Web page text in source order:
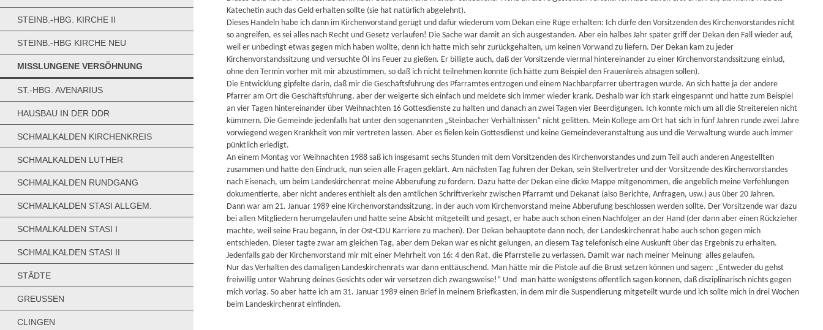
STEINB.-HBG. KIRCHE II
STEINB.-HBG KIRCHE NEU
MISSLUNGENE VERSÖHNUNG
ST.-HBG. AVENARIUS
HAUSBAU IN DER DDR
SCHMALKALDEN KIRCHENKREIS
SCHMALKALDEN LUTHER
SCHMALKALDEN RUNDGANG
SCHMALKALDEN STASI ALLGEM.
SCHMALKALDEN STASI I
SCHMALKALDEN STASI II
STÄDTE
GREUSSEN
CLINGEN
Katechetin auch das Geld erhalten sollte (sie hat natürlich abgelehnt).
Dieses Handeln habe ich dann im Kirchenvorstand gerügt und dafür wiederum vom Dekan eine Rüge erhalten: Ich dürfe den Vorsitzenden des Kirchenvorstandes nicht
so angreifen, es sei alles nach Recht und Gesetz verlaufen! Die Sache war damit an sich ausgestanden. Aber ein halbes Jahr später griff der Dekan den Fall wieder auf,
weil er unbedingt etwas gegen mich haben wollte, denn ich hatte mich sehr zurückgehalten, um keinen Vorwand zu liefern. Der Dekan kam zu jeder
Kirchenvorstandssitzung und versuchte Öl ins Feuer zu gießen. Er billigte auch, daß der Vorsitzende viermal hintereinander zu einer Kirchenvorstandssitzung einlud,
ohne den Termin vorher mit mir abzustimmen, so daß ich nicht teilnehmen konnte (ich hätte zum Beispiel den Frauenkreis absagen sollen).
Die Entwicklung gipfelte darin, daß mir die Geschäftsführung des Pfarramtes entzogen und einem Nachbarpfarrer übertragen wurde. An sich hatte ja der andere
Pfarrer am Ort die Geschäftsführung, aber der weigerte sich einfach und meldete sich immer wieder krank. Deshalb war ich stark eingespannt und hatte zum Beispiel
an vier Tagen hintereinander über Weihnachten 16 Gottesdienste zu halten und danach an zwei Tagen vier Beerdigungen. Ich konnte mich um all die Streitereien nicht
kümmern. Die Gemeinde jedenfalls hat unter den sogenannten „Steinbacher Verhältnissen“ nicht gelitten. Mein Kollege am Ort hat sich in fünf Jahren runde zwei Jahre
vorwiegend wegen Krankheit von mir vertreten lassen. Aber es fielen kein Gottesdienst und keine Gemeindeveranstaltung aus und die Verwaltung wurde auch immer
pünktlich erledigt.
An einem Montag vor Weihnachten 1988 saß ich insgesamt sechs Stunden mit dem Vorsitzenden des Kirchenvorstandes und zum Teil auch anderen Angestellten
zusammen und hatte den Eindruck, nun seien alle Fragen geklärt. Am nächsten Tag fuhren der Dekan, sein Stellvertreter und der Vorsitzende des Kirchenvorstandes
nach Eisenach, um beim Landeskirchenrat meine Abberufung zu fordern. Dazu hatte der Dekan eine dicke Mappe mitgenommen, die angeblich meine Verfehlungen
dokumentierte, aber nicht anderes enthielt als den amtlichen Schriftverkehr zwischen Pfarramt und Dekanat (also Berichte, Anfragen, usw.) aus über 20 Jahren.
Dann war am 21. Januar 1989 eine Kirchenvorstandssitzung, in der auch vom Kirchenvorstand meine Abberufung beschlossen werden sollte. Der Vorsitzende war dazu
bei allen Mitgliedern herumgelaufen und hatte seine Absicht mitgeteilt und gesagt, er habe auch schon einen Nachfolger an der Hand (der dann aber einen Rückzieher
machte, weil seine Frau begann, in der Ost-CDU Karriere zu machen). Der Dekan behauptete dann noch, der Landeskirchenrat habe auch schon gegen mich
entschieden. Dieser tagte zwar am gleichen Tag, aber dem Dekan war es nicht gelungen, an diesem Tag telefonisch eine Auskunft über das Ergebnis zu erhalten.
Jedenfalls gab der Kirchenvorstand mir mit einer Mehrheit von 16: 4 den Rat, die Pfarrstelle zu verlassen. Damit war nach meiner Meinung alles gelaufen.
Nur das Verhalten des damaligen Landeskirchenrats war dann enttäuschend. Man hätte mir die Pistole auf die Brust setzen können und sagen: „Entweder du gehst
freiwillig unter Wahrung deines Gesichts oder wir versetzen dich zwangsweise!“ Und man hätte wenigstens öffentlich sagen können, daß disziplinarisch nichts gegen
mich vorlag. So aber hatte ich am 31. Januar 1989 einen Brief in meinem Briefkasten, in dem mir die Suspendierung mitgeteilt wurde und ich sollte mich in drei Wochen
beim Landeskirchenrat einfinden.